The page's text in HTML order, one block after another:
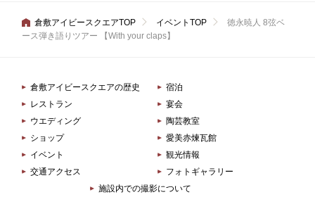
倉敷アイビースクエアTOP イベントTOP
徳永暁人 8弦ベ
ース弾き語りツアー 【With your claps】
倉敷アイビースクエアの歴史
宿泊
レストラン
宴会
ウエディング
陶芸教室
ショップ
愛美赤煉瓦館
イベント
観光情報
交通アクセス
フォトギャラリー
施設内での撮影について